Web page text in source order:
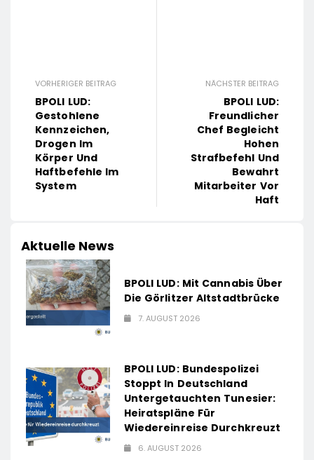
VORHERIGER BEITRAG
BPOLI LUD:
Gestohlene
Kennzeichen,
Drogen Im
Körper Und
Haftbefehle Im
System
NÄCHSTER BEITRAG
BPOLI LUD:
Freundlicher
Chef Begleicht
Hohen
Strafbefehl Und
Bewahrt
Mitarbeiter Vor
Haft
Aktuelle News
BPOLI LUD: Mit Cannabis Über
Die Görlitzer Altstadtbrücke
7. AUGUST 2026
BPOLI LUD: Bundespolizei
Stoppt In Deutschland
Untergetauchten Tunesier:
Heiratspläne Für
Wiedereinreise Durchkreuzt
6. AUGUST 2026